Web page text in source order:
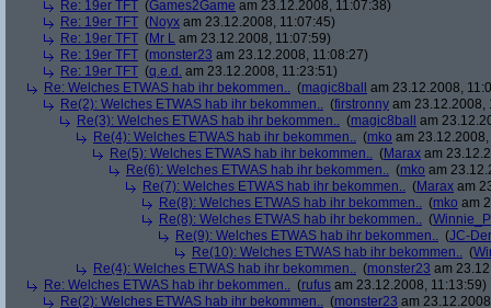
Re: 19er TFT (Games2Game am 23.12.2008, 11:07:38)
Re: 19er TFT (Noyx am 23.12.2008, 11:07:45)
Re: 19er TFT (Mr L am 23.12.2008, 11:07:59)
Re: 19er TFT (monster23 am 23.12.2008, 11:08:27)
Re: 19er TFT (q.e.d. am 23.12.2008, 11:23:51)
Re: Welches ETWAS hab ihr bekommen.. (magic8ball
am 23.12.2008,
Re(2): Welches ETWAS hab ihr bekommen.. (firstronny am 23.12.2008,
Re(3): Welches ETWAS hab ihr bekommen.. (magic8ball
am
Re(4): Welches ETWAS hab ihr bekommen.. (mko am
Re(5): Welches ETWAS hab ihr bekommen.. (Marax am
Re(6): Welches ETWAS hab ihr bekommen.. (mko am
Re(7): Welches ETWAS hab ihr bekommen.. (Marax am
Re(8): Welches ETWAS hab ihr bekommen.. (mko am
Re(8): Welches ETWAS hab ihr bekommen.. (
Re(9): Welches ETWAS hab ihr bekommen.. (JC-
Re(10): Welches ETWAS hab ihr bekommen.. (
Re(4): Welches ETWAS hab ihr bekommen.. (monster23 am
Re: Welches ETWAS hab ihr bekommen.. (rufus am 23.12.2008, 11:13:59)
Re(2): Welches ETWAS hab ihr bekommen.. (monster23 am